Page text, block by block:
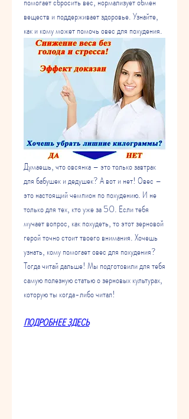
веществ и поддерживает здоровье. Узнайте,
как и кому может помочь овес для похудения.
Думаешь, что овсянка – это только завтрак
для бабушек и дедушек? А вот и нет! Овес –
это настоящий чемпион по похудению. И не
только для тех, кто уже за 50. Если тебя
мучает вопрос, как похудеть, то этот зерновой
герой точно стоит твоего внимания. Хочешь
узнать, кому помогает овес для похудения?
Тогда читай дальше! Мы подготовили для тебя
самую полезную статью о зерновых культурах,
которую ты когда-либо читал!
ПОДРОБНЕЕ ЗДЕСЬ